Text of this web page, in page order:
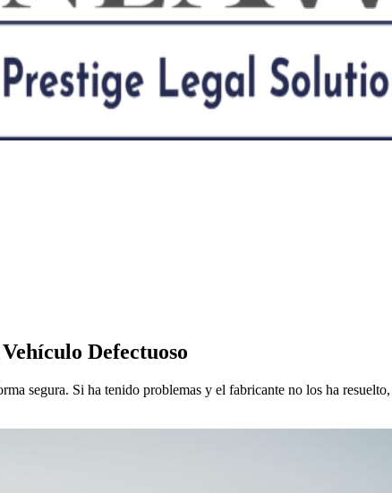
Defectuoso
segura. Si ha tenido problemas y el fabricante no los ha